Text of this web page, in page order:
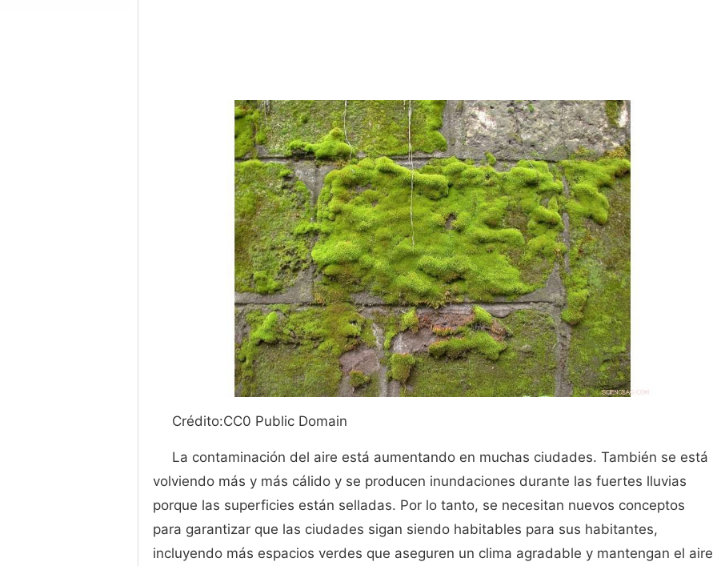
Crédito:CC0 Public Domain
La contaminación del aire está aumentando en muchas ciudades. También se está
volviendo más y más cálido y se producen inundaciones durante las fuertes lluvias
porque las superficies están selladas. Por lo tanto, se necesitan nuevos conceptos
para garantizar que las ciudades sigan siendo habitables para sus habitantes,
incluyendo más espacios verdes que aseguren un clima agradable y mantengan el aire